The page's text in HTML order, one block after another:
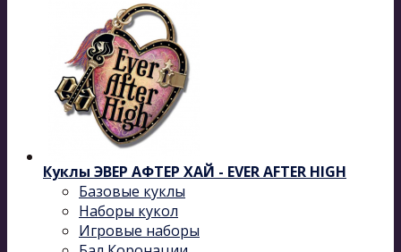
Куклы ЭВЕР АФТЕР ХАЙ - EVER AFTER HIGH
Базовые куклы
Наборы кукол
Игровые наборы